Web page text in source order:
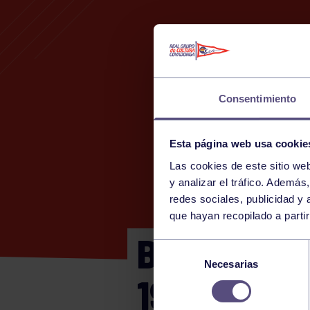
Consentimiento
Esta página web usa
Las cookies de este sitio
y analizar el tráfico.
redes sociales, publicidad y
que hayan recopilado a
consentimiento
Necesarias
BENJAMÍN
1906